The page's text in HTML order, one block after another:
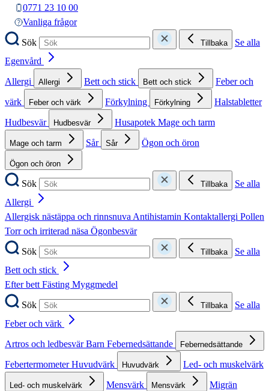
0771 23 10 00
Vanliga frågor
Sök
Tillbaka
Se alla
Egenvård
Allergi
Allergi Bett och stick Bett och stick
Feber och
värk
Feber och värk Förkylning Förkylning
Halstabletter
Hudbesvär
Hudbesvär Husapotek Mage och tarm
Mage och tarm Sår Sår Ögon och öron
Ögon och öron
Sök Tillbaka
Se alla
Allergi
Allergisk nästäppa och rinnsnuvaAntihistamin Kontaktallergi Pollen
Torr och irriterad näsa Ögonbesvär
Sök
Tillbaka
Se alla
Bett och stick
Efter bettFästing Myggmedel
Sök
Tillbaka
Se alla
Feber och värk
Artros och ledbesvärBarn Febernedsättande Febernedsättande
FebertermometerHuvudvärk Huvudvärk Led- och muskelvärk
Led- och muskelvärk Mensvärk Mensvärk
Migrän